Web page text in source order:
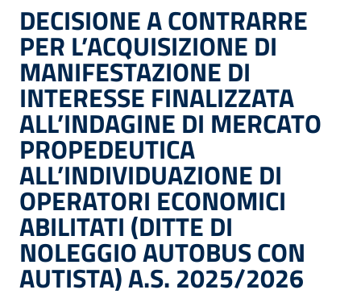
DECISIONE A CONTRARRE
PER L’ACQUISIZIONE DI
MANIFESTAZIONE DI
INTERESSE FINALIZZATA
ALL’INDAGINE DI MERCATO
PROPEDEUTICA
ALL’INDIVIDUAZIONE DI
OPERATORI ECONOMICI
ABILITATI (DITTE DI
NOLEGGIO AUTOBUS CON
AUTISTA) A.S. 2025/2026